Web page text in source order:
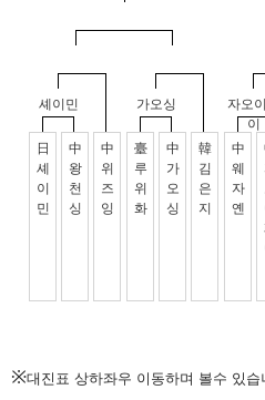
※대진표 상하좌우 이동하며 볼수 있습